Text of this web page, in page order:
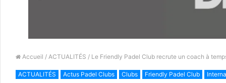
Accueil / ACTUALITÉS / Le Friendly Padel Club recrute un coach à
ACTUALITÉS Actus Padel Clubs Clubs Friendly Padel Club